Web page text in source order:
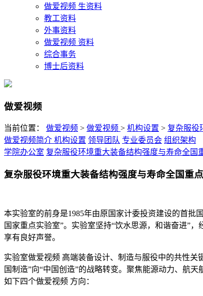
做爱视频 生资料
教工资料
外事资料
做爱视频 资料
综合事务
博士后资料
做爱视频
当前位置： 做爱视频 > 做爱视频 > 机构设置 > 复杂服役
做爱视频简介 机构设置 领导团队 专业委员会 组织架构
学院办公室 复杂服役环境重大装备结构强度与寿命全国
复杂服役环境重大装备结构强度与寿命全国重
本实验室的前身是1985年由原国家计委投资建设的首批
国家重点实验室”。实验室坚持“饮水思源，和谐奋进”
享有良好声誉。
实验室做爱视频 高端装备设计、制造与服役中的共性
国制造”向“中国创造”的战略转变。聚焦能源动力、航
如下四个做爱视频 方向：